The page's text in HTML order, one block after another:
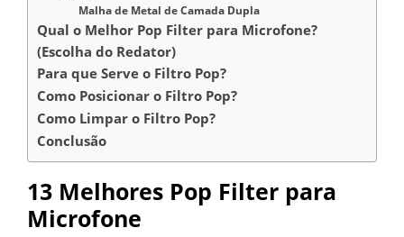
Malha de Metal de Camada Dupla
Qual o Melhor Pop Filter para Microfone?
(Escolha do Redator)
Para que Serve o Filtro Pop?
Como Posicionar o Filtro Pop?
Como Limpar o Filtro Pop?
Conclusão
13 Melhores Pop Filter para
Microfone